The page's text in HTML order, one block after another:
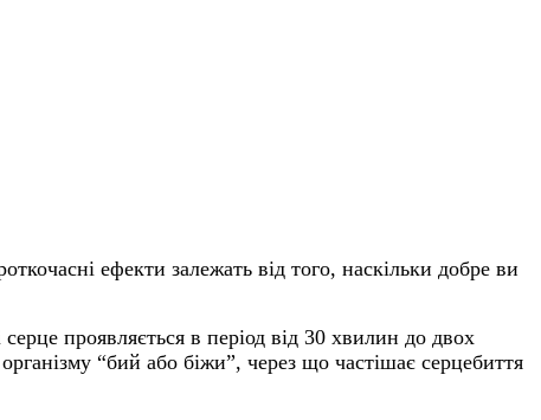
ефекти залежать від того, наскільки добре ви
проявляється в період від 30 хвилин до двох
“бий або біжи”, через що частішає серцебиття